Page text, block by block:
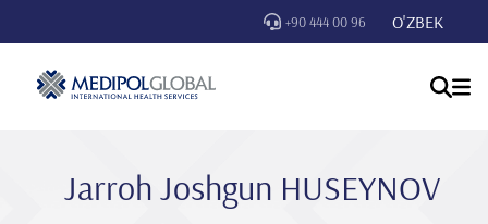
+90 444 00 96 O'ZBEK
Jarroh Joshgun HUSEYNOV